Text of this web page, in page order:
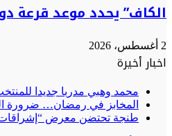
الكاف” يحدد موعد قرعة
2 أغسطس، 2026
اخبار أخيرة
محمد وهبي مدربا جديدا
المخابز في رمضان… ضرورة
طنجة تحتضن معرض “إشراقات